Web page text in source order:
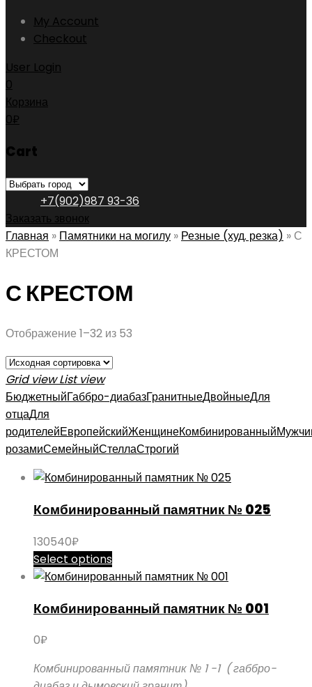
My Account
Checkout
User Login
0
Корзина
0₽
Cart
+7(902)987 93-36
Заказать звонок
Главная » Памятники на могилу » Резные (худ. резка) » С
КРЕСТОМ
С КРЕСТОМ
Отображение 1–32 из 53
Grid view List view
БюджетныйГаббро-диабазГранитныеДвойныеДля
отцаДля
родителейЕвропейскийЖенщинеКомбинированный
розамиСемейныйСтеллаСтрогий
Комбинированный памятник № 025
130540₽
Select options
Комбинированный памятник № 001
0₽
Комбинированный памятник № 1 -1 ( габбро-